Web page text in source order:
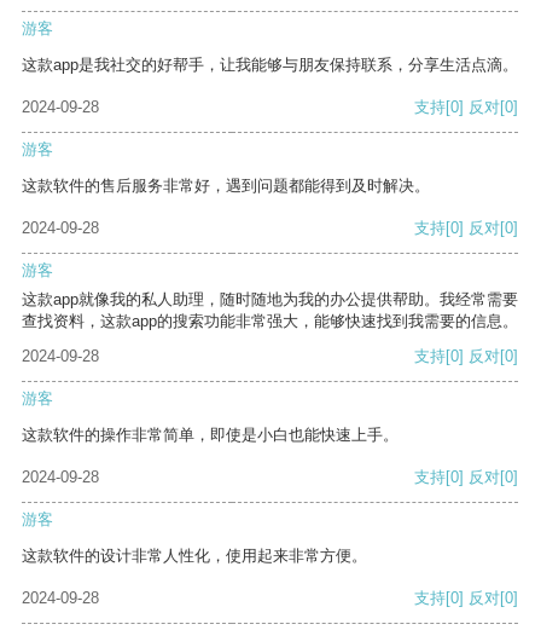
游客
这款app是我社交的好帮手，让我能够与朋友保持联系，分享生活点滴。
2024-09-28 支持[0] 反对[0]
游客
这款软件的售后服务非常好，遇到问题都能得到及时解决。
2024-09-28 支持[0] 反对[0]
游客
这款app就像我的私人助理，随时随地为我的办公提供帮助。我经常需要
查找资料，这款app的搜索功能非常强大，能够快速找到我需要的信息。
2024-09-28
支持[0] 反对[0]
游客
这款软件的操作非常简单，即使是小白也能快速上手。
2024-09-28 支持[0] 反对[0]
游客
这款软件的设计非常人性化，使用起来非常方便。
2024-09-28 支持[0] 反对[0]